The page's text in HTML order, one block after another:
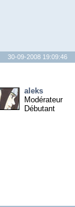
30-09-2008 19:09:46
aleks
Modérateur
Débutant